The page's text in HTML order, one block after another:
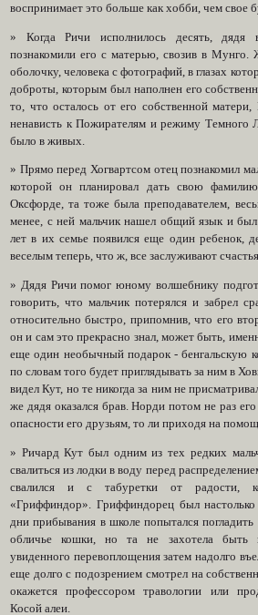
воспринимает это больше как хобби, чем свое
» Когда Ричи исполнилось десять, дядя
познакомили его с матерью, свозив в Мунго.
оболочку, человека с фотографий, в глазах
доброты, которым был наполнен его
то, что осталось от его собственной
ненависть к Пожирателям и режиму Темного
было в живых.
» Прямо перед Хогвартсом отец познакомил
которой он планировал дать свою
Оксфорде, та тоже была преподавателем,
менее, с ней мальчик нашел общий язык и был
лет в их семье появился еще один ребенок,
веселым теперь, что ж, все заслуживают
» Дядя Ричи помог юному волшебнику
говорить, что мальчик потерялся и забрел
относительно быстро, припомнив, что его
он и сам это прекрасно знал, может быть,
еще один необычный подарок - бенгальскую
по словам того будет приглядывать за ним в
видел Кут, но те никогда за ним не
же дядя оказался брав. Норди потом не раз
опасности его друзьям, то ли приходя на
» Ричард Кут был одним из тех редких
свалиться из лодки в воду перед
свалился и с табуретки от радости,
«Гриффиндор». Гриффиндорец был
дни прибывания в школе попытался
обличье кошки, но та не захотела быть
увиденного перевоплощения затем надолго
еще долго с подозрением смотрел на
окажется профессором травологии или
Косой алеи.